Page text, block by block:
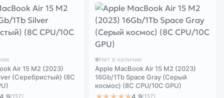
Air 15 M2 (2023)
(Серебристый) (8C
(137)
Нет в наличии
Apple MacBook Air 15 M2 (2023)
16Gb/1Tb Space Gray (Серый
космос) (8C CPU/10C GPU)
4,9(137)